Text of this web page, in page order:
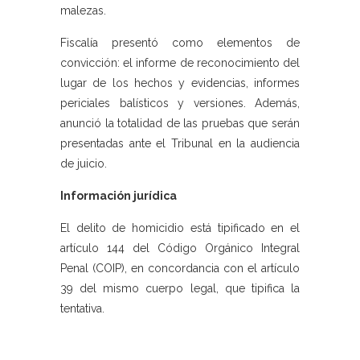
malezas.
Fiscalía presentó como elementos de
convicción: el informe de reconocimiento del
lugar de los hechos y evidencias, informes
periciales balísticos y versiones. Además,
anunció la totalidad de las pruebas que serán
presentadas ante el Tribunal en la audiencia
de juicio.
Información jurídica
El delito de homicidio está tipificado en el
artículo 144 del Código Orgánico Integral
Penal (COIP), en concordancia con el artículo
39 del mismo cuerpo legal, que tipifica la
tentativa.